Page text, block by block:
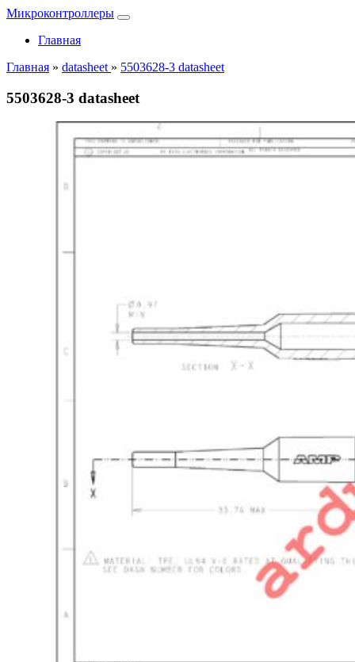
Микроконтроллеры
Главная
Главная » datasheet » 5503628-3 datasheet
5503628-3 datasheet